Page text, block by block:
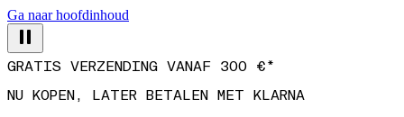
Ga naar hoofdinhoud
NU KOPEN, LATER BETALEN MET KLARNA
LEVERING BINNEN 3–5 DAGEN